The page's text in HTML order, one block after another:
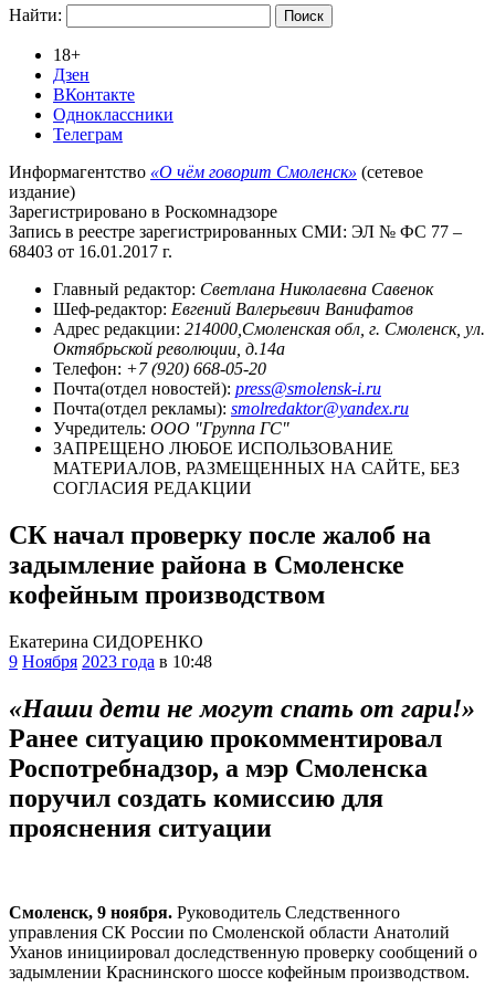
Найти:
18+
Дзен
ВКонтакте
Одноклассники
Телеграм
Информагентство «О чём говорит Смоленск» (сетевое
издание)
Зарегистрировано в Роскомнадзоре
Запись в реестре зарегистрированных СМИ: ЭЛ № ФС 77 –
68403 от 16.01.2017 г.
Главный редактор: Светлана Николаевна Савенок
Шеф-редактор: Евгений Валерьевич Ванифатов
Адрес редакции: 214000,Смоленская обл, г. Смоленск, ул.
Октябрьской революции, д.14а
Телефон: +7 (920) 668-05-20
Почта(отдел новостей): press@smolensk-i.ru
Почта(отдел рекламы): smolredaktor@yandex.ru
Учредитель: ООО "Группа ГС"
ЗАПРЕЩЕНО ЛЮБОЕ ИСПОЛЬЗОВАНИЕ
МАТЕРИАЛОВ, РАЗМЕЩЕННЫХ НА САЙТЕ, БЕЗ
СОГЛАСИЯ РЕДАКЦИИ
СК начал проверку после жалоб на
задымление района в Смоленске
кофейным производством
Екатерина СИДОРЕНКО
9 Ноября 2023 года в 10:48
«Наши дети не могут спать от гари!»
Ранее ситуацию прокомментировал
Роспотребнадзор, а мэр Смоленска
поручил создать комиссию для
прояснения ситуации
Смоленск, 9 ноября. Руководитель Следственного
управления СК России по Смоленской области Анатолий
Уханов инициировал доследственную проверку сообщений о
задымлении Краснинского шоссе кофейным производством.